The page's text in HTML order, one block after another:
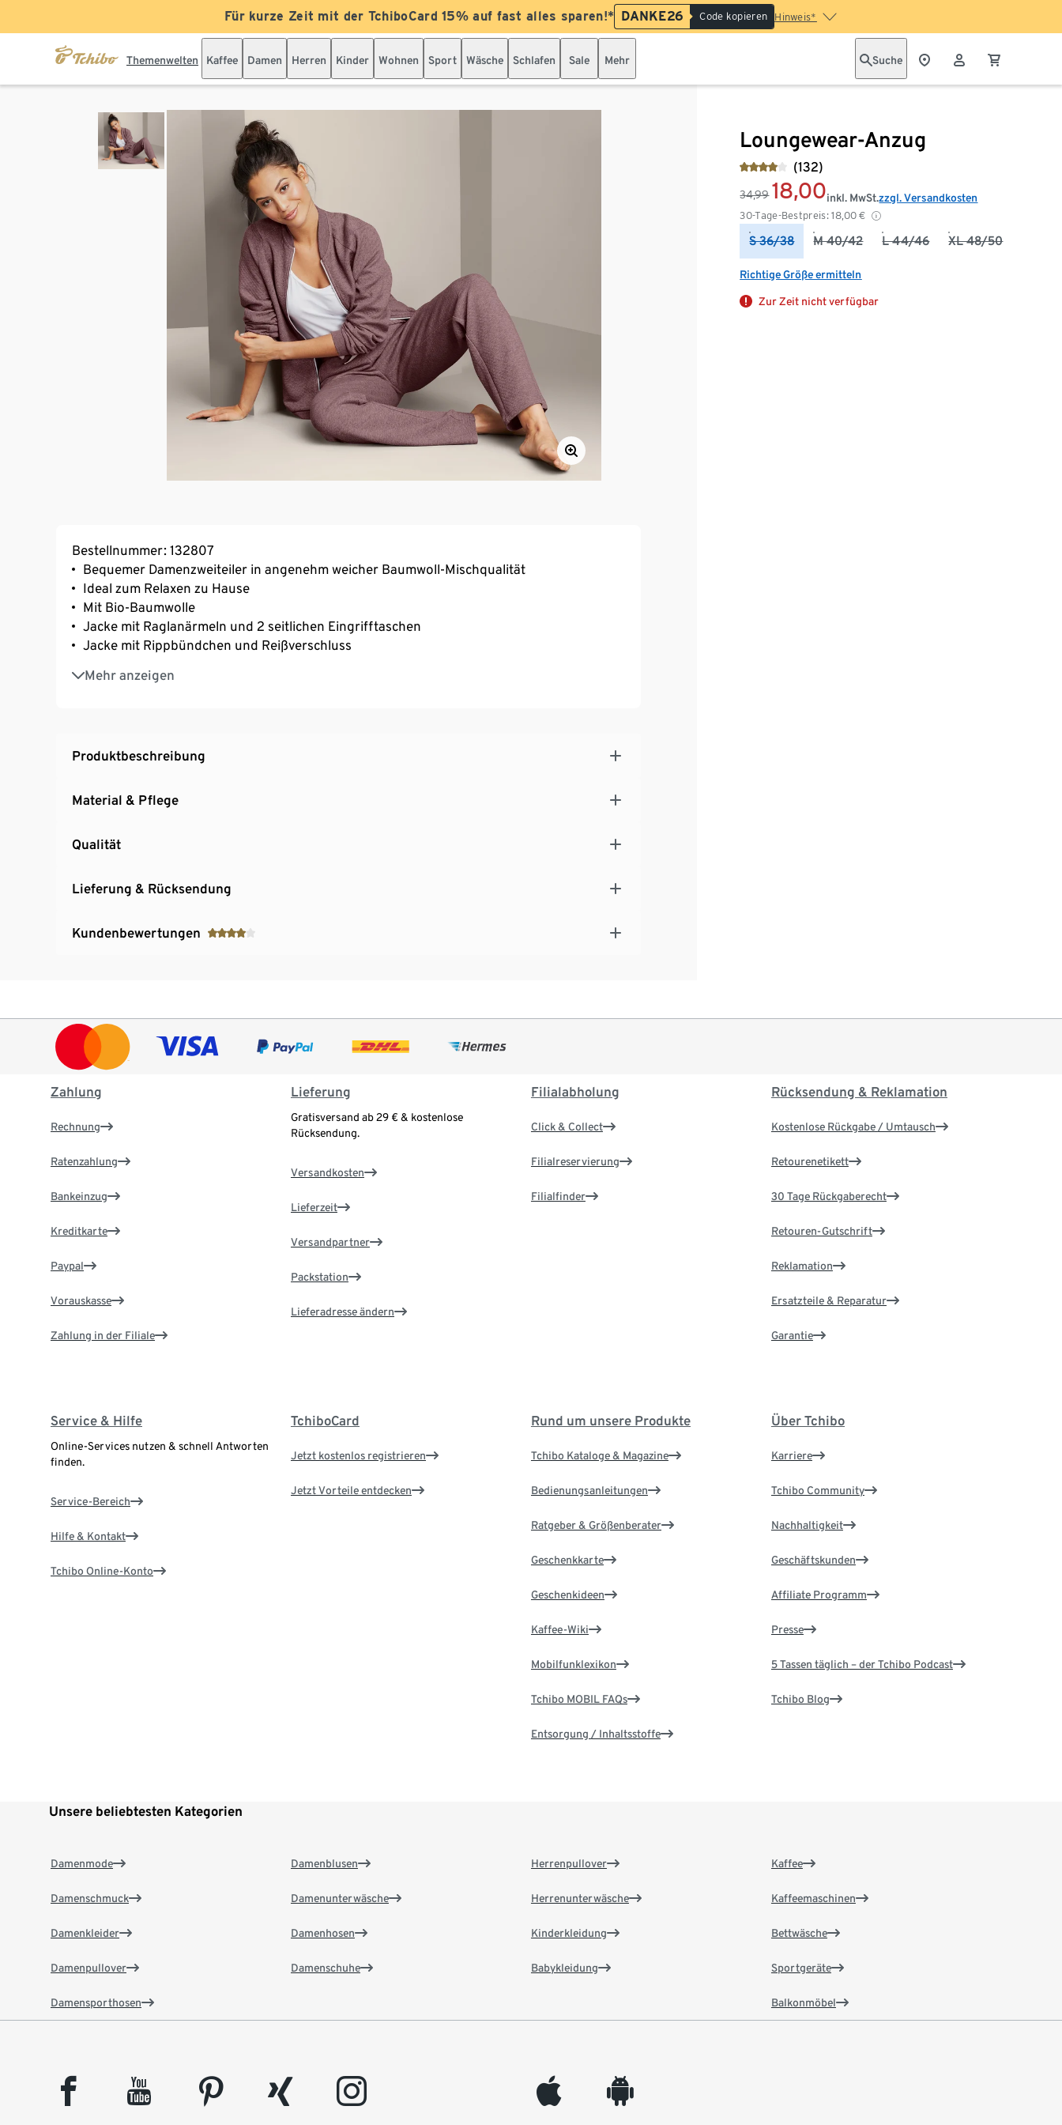
Für kurze Zeit mit der TchiboCard 15% auf fast alles sparen!* DANKE26 Code kopieren Hinweis*
Themenwelten Kaffee Damen Herren Kinder Wohnen Sport Wäsche Schlafen Sale Mehr Suche
Loungewear-Anzug
(132)
34,99 18,00
30-Tage-Bestpreis: 18,00 €
inkl. MwSt.zzgl. Versandkosten
S 36/38 M 40/42 L 44/46 XL 48/50
Richtige Größe ermitteln
Zur Zeit nicht verfügbar
Bestellnummer: 132807
Bequemer Damenzweiteiler in angenehm weicher Baumwoll-Mischqualität
Ideal zum Relaxen zu Hause
Mit Bio-Baumwolle
Jacke mit Raglanärmeln und 2 seitlichen Eingrifftaschen
Jacke mit Rippbündchen und Reißverschluss
Mehr anzeigen
Obermaterial mit dekorativem Strukturmuster
Hose mit elastischem Rippbund und Bindeband – die modische Alternative zur klassischen
Produktbeschreibung
Material & Pflege
Qualität
Lieferung & Rücksendung
Kundenbewertungen
Zahlung
Rechnung
Ratenzahlung
Bankeinzug
Kreditkarte
Paypal
Vorauskasse
Zahlung in der Filiale
Lieferung
Gratisversand ab 29 € & kostenlose
Rücksendung.
Versandkosten
Lieferzeit
Versandpartner
Packstation
Lieferadresse ändern
Filialabholung
Click & Collect
Filialreservierung
Filialfinder
Rücksendung & Reklamation
Kostenlose Rückgabe / Umtausch
Retourenetikett
30 Tage Rückgaberecht
Retouren-Gutschrift
Reklamation
Ersatzteile & Reparatur
Garantie
Service & Hilfe
Online-Services nutzen & schnell Antworten
finden.
Service-Bereich
Hilfe & Kontakt
Tchibo Online-Konto
TchiboCard
Jetzt kostenlos registrieren
Jetzt Vorteile entdecken
Rund um unsere Produkte
Tchibo Kataloge & Magazine
Bedienungsanleitungen
Ratgeber & Größenberater
Geschenkkarte
Geschenkideen
Kaffee-Wiki
Mobilfunklexikon
Tchibo MOBIL FAQs
Entsorgung / Inhaltsstoffe
Über Tchibo
Karriere
Tchibo Community
Nachhaltigkeit
Geschäftskunden
Affiliate Programm
Presse
5 Tassen täglich – der Tchibo Podcast
Tchibo Blog
Unsere beliebtesten Kategorien
Damenmode
Damenschmuck
Damenkleider
Damenpullover
Damensporthosen
Damenblusen
Damenunterwäsche
Damenhosen
Damenschuhe
Herrenpullover
Herrenunterwäsche
Kinderkleidung
Babykleidung
Kaffee
Kaffeemaschinen
Bettwäsche
Sportgeräte
Balkonmöbel
facebook youtube pinterest xing instagram appleinc android